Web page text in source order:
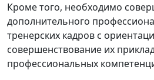
Кроме того, необходимо
дополнительного
тренерских кадров с
совершенствование их
профессиональных